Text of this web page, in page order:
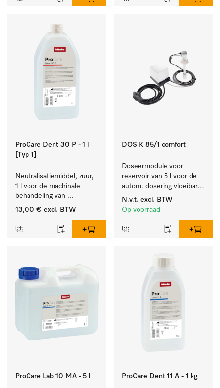
ProCare Dent 30 P - 1 l
[Typ 1]
Neutralisatiemiddel, zuur,
1 l voor de machinale
behandeling van
tandheelkundige
13,00 € excl. BTW
DOS K 85/1 comfort
Doseermodule voor
reservoir van 5 l voor de
autom. dosering vloeibare
reinigingsmiddelen, met
niveaudetectie.
N.v.t. excl. BTW
Op voorraad
ProCare Lab 10 MA - 5 l ProCare Dent 11 A - 1 kg